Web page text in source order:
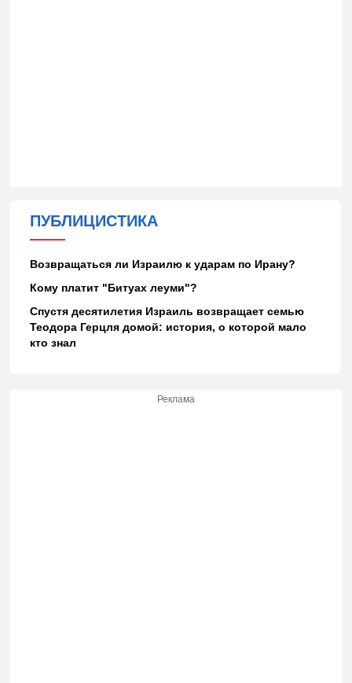
ПУБЛИЦИСТИКА
Возвращаться ли Израилю к ударам по Ирану?
Кому платит "Битуах леуми"?
Спустя десятилетия Израиль возвращает семью
Теодора Герцля домой: история, о которой мало
кто знал
Реклама